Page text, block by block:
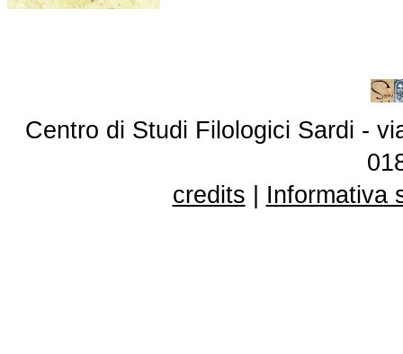
Centro di Studi Filologici Sardi -
credits
Informativa